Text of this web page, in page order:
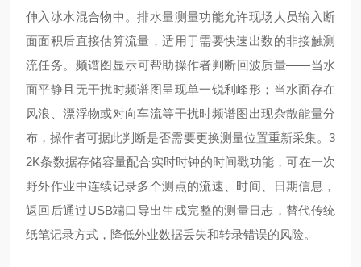
伸入冰水混合物中。排水量测量功能允许现场人员输入断
面面积后直接估算流量，适用于需要快速出数的非接触测
流任务。频谱图显示可帮助操作者判断回波质量——当水
面平静且无干扰时频谱图呈现单一锐利峰形；当水面存在
风浪、漂浮物或对向车流等干扰时频谱图出现杂散能量分
布，操作者可据此判断是否需要更换测量位置重新采集。3
2K条数据存储容量配合实时时钟的时间戳功能，可在一次
野外作业中连续记录多个测点的流速、时间、日期信息，
返回后通过USB端口导出生成完整的测量日志，替代传统
纸笔记录方式，降低外业数据丢失和转录错误的风险。